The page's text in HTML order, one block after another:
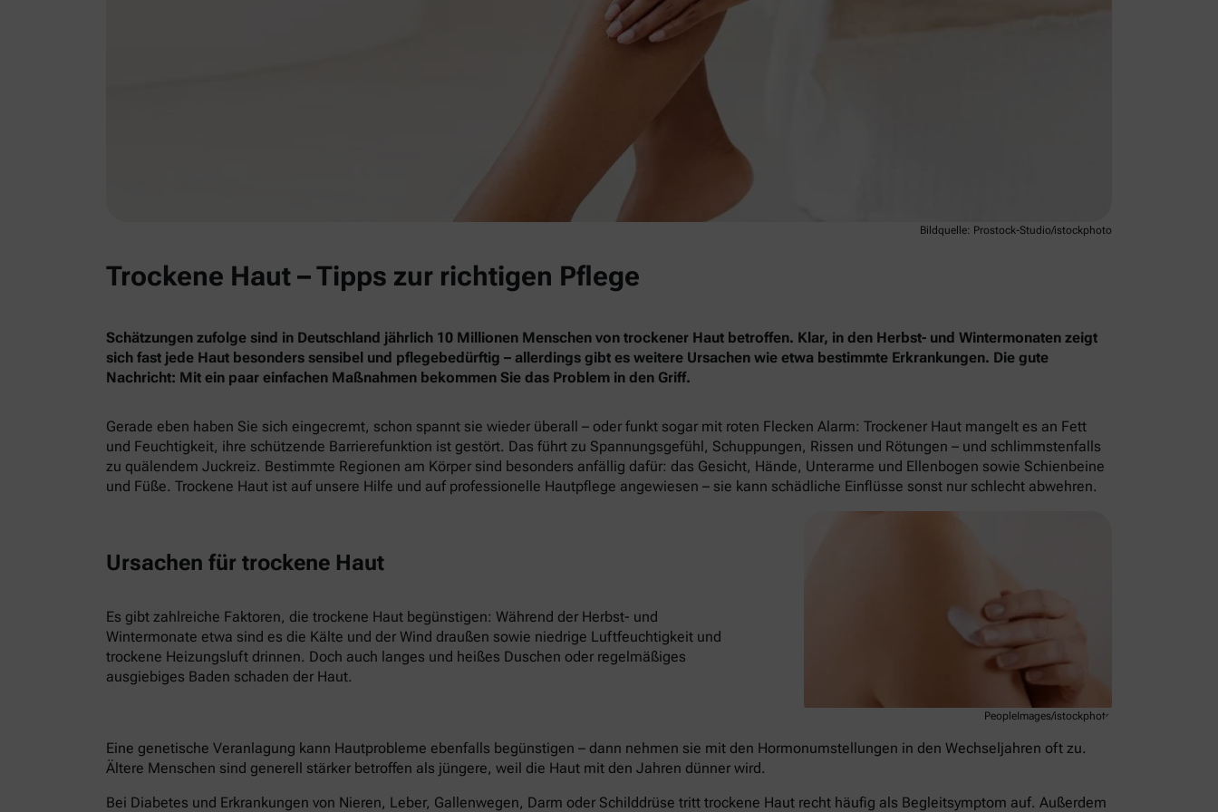
Bildquelle: Prostock-Studio/istockphoto
Trockene Haut – Tipps zur richtigen Pflege
Schätzungen zufolge sind in Deutschland jährlich 10 Millionen Menschen von trockener Haut betroffen. Klar, in den Herbst- und Wintermonaten zeigt
sich fast jede Haut besonders sensibel und pflegebedürftig – allerdings gibt es weitere Ursachen wie etwa bestimmte Erkrankungen. Die gute
Nachricht: Mit ein paar einfachen Maßnahmen bekommen Sie das Problem in den Griff.
Gerade eben haben Sie sich eingecremt, schon spannt sie wieder überall – oder funkt sogar mit roten Flecken Alarm: Trockener Haut mangelt es an Fett
und Feuchtigkeit, ihre schützende Barrierefunktion ist gestört. Das führt zu Spannungsgefühl, Schuppungen, Rissen und Rötungen – und schlimmstenfalls
zu quälendem Juckreiz. Bestimmte Regionen am Körper sind besonders anfällig dafür: das Gesicht, Hände, Unterarme und Ellenbogen sowie Schienbeine
und Füße. Trockene Haut ist auf unsere Hilfe und auf professionelle Hautpflege angewiesen – sie kann schädliche Einflüsse sonst nur schlecht abwehren.
Ursachen für trockene Haut
Es gibt zahlreiche Faktoren, die trockene Haut begünstigen: Während der Herbst- und
Wintermonate etwa sind es die Kälte und der Wind draußen sowie niedrige Luftfeuchtigkeit und
trockene Heizungsluft drinnen. Doch auch langes und heißes Duschen oder regelmäßiges
ausgiebiges Baden schaden der Haut.
PeopleImages/istockphoto
Eine genetische Veranlagung kann Hautprobleme ebenfalls begünstigen – dann nehmen sie mit den Hormonumstellungen in den Wechseljahren oft zu.
Ältere Menschen sind generell stärker betroffen als jüngere, weil die Haut mit den Jahren dünner wird.
Bei Diabetes und Erkrankungen von Nieren, Leber, Gallenwegen, Darm oder Schilddrüse tritt trockene Haut recht häufig als Begleitsymptom auf. Außerdem